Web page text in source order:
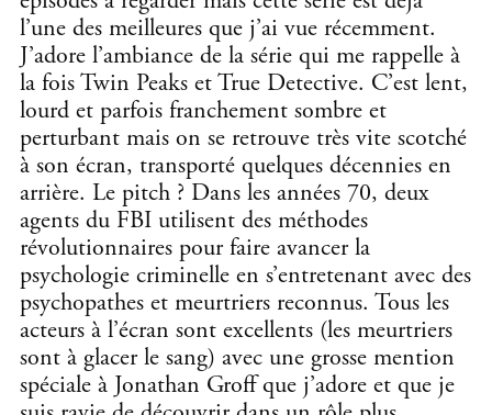
l’une des meilleures que j’ai vue récemment.
J’adore l’ambiance de la série qui me rappelle à
la fois Twin Peaks et True Detective. C’est lent,
lourd et parfois franchement sombre et
perturbant mais on se retrouve très vite scotché
à son écran, transporté quelques décennies en
arrière. Le pitch ? Dans les années 70, deux
agents du FBI utilisent des méthodes
révolutionnaires pour faire avancer la
psychologie criminelle en s’entretenant avec des
psychopathes et meurtriers reconnus. Tous les
acteurs à l’écran sont excellents (les meurtriers
sont à glacer le sang) avec une grosse mention
spéciale à Jonathan Groff que j’adore et que je